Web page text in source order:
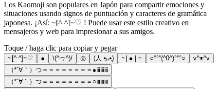
Los Kaomoji son populares en Japón para compartir emociones y
situaciones usando signos de puntuación y caracteres de gramática
japonesa. ¡Así: ~[^ ^]~♡ ! Puede usar este estilo creativo en
mensajeros y web para impresionar a sus amigos.
Toque / haga clic para copiar y pegar
~[^ ^]~♡ ● \(^ヮ^)/ ◎ (人 •͈ᴗ•͈) ~| ● | ~ ○°°°(^0^)°°°○
v^ᴥ^v
（*´∀｀）つ＝＝＝＝＝＝＝＝●ⅲⅲⅲ
（*´∀｀）つ＝＝＝＝＝＝＝＝○ⅲⅲⅲ